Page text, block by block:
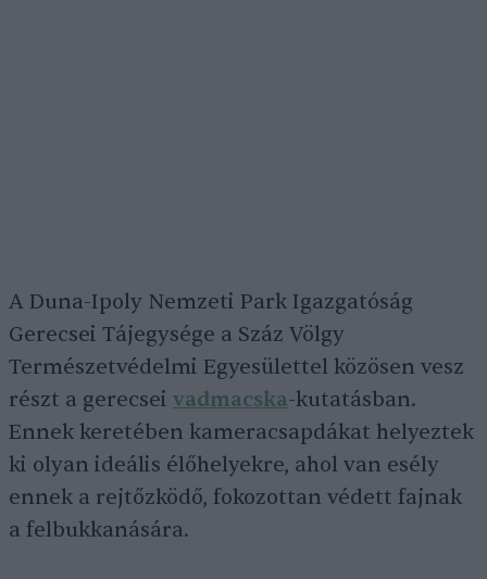
A Duna-Ipoly Nemzeti Park Igazgatóság
Gerecsei Tájegysége a Száz Völgy
Természetvédelmi Egyesülettel közösen vesz
részt a gerecsei vadmacska-kutatásban.
Ennek keretében kameracsapdákat helyeztek
ki olyan ideális élőhelyekre, ahol van esély
ennek a rejtőzködő, fokozottan védett fajnak
a felbukkanására.